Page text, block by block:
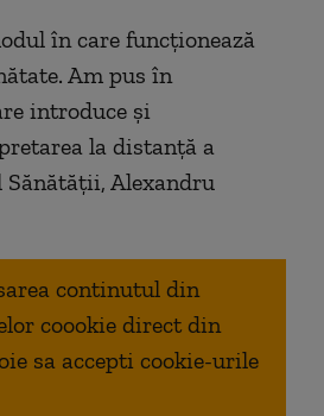
în care funcționează
Am pus în
introduce și
la distanță a
Alexandru
continutul din
coookie direct din
sa accepti cookie-urile